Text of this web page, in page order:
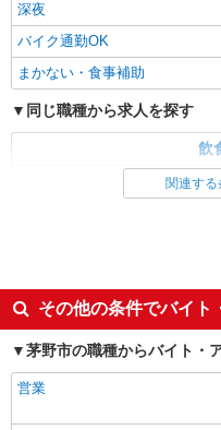
深夜
バイク通勤OK
まかない・食事補助
同じ職種から求人を探す
飲
調理・調理補助・調理師
社会保険あり
週2～3日勤務OK
深夜
副業・WワークOK
関連す
その他の条件でバイト
茅野市の職種からバイト・
営業